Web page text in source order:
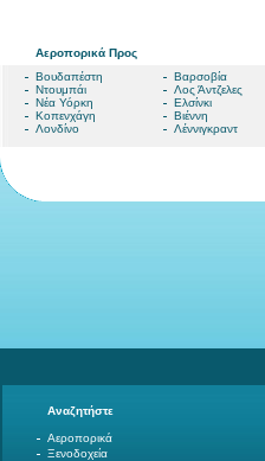
Αεροπορικά Προς
Βουδαπέστη
Βαρσοβία
Ντουμπάι
Λος Άντζελες
Νέα Υόρκη
Ελσίνκι
Κοπενχάγη
Βιέννη
Λονδίνο
Λέννιγκραντ
Αναζητήστε
Αεροπορικά
Ξενοδοχεία